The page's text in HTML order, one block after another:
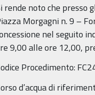
rende noto che presso
Morgagni n. 9 –
nel seguito
9,00 alle ore 12,00,
Procedimento:
d’acqua di